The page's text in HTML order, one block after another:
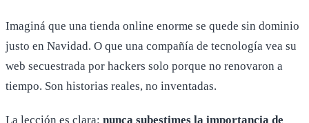
Imaginá que una tienda online enorme se quede sin dominio
justo en Navidad. O que una compañía de tecnología vea su
web secuestrada por hackers solo porque no renovaron a
tiempo. Son historias reales, no inventadas.
La lección es clara: nunca subestimes la importancia de